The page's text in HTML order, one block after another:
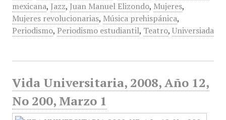
mexicana, Jazz, Juan Manuel Elizondo, Mujeres,
Mujeres revolucionarias, Música prehispánica,
Periodismo, Periodismo estudiantil, Teatro, Universiada
Vida Universitaria, 2008, Año 12,
No 200, Marzo 1